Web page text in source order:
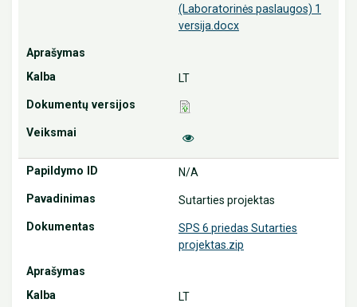
(Laboratorinės paslaugos) 1
versija.docx
LT
N/A
Sutarties projektas
SPS 6 priedas Sutarties
projektas.zip
LT